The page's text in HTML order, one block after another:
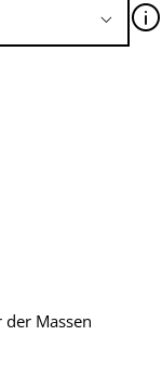
🛈
Massen